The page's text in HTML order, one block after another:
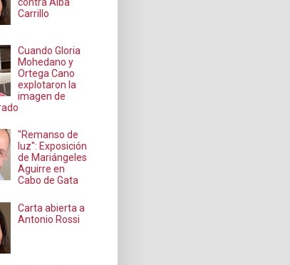
Carrillo
Cuando Gloria
Mohedano y
Ortega Cano
explotaron la
imagen de
"Remanso de
luz": Exposición
de Mariángeles
Aguirre en
Cabo de Gata
Carta abierta a
Antonio Rossi